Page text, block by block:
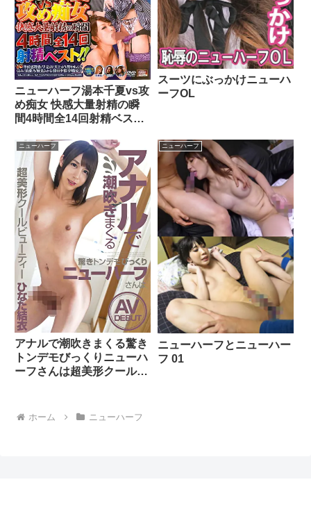
ニューハーフ湯本千夏vs攻
め痴女 快感大量射精の瞬
間4時間全14回射精ベス
スーツにぶっかけニューハ
ーフOL
ニューハーフ
アナルで潮吹きまくる驚き
トンデモびっくりニューハ
ーフさんは超美形クールビ
ニューハーフ
ニューハーフとニューハー
フ 01
ホーム ニューハーフ